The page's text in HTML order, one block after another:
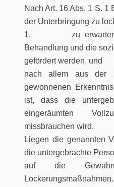
Nach Art. 16 Abs. 1 S. 1
der Unterbringung zu
1. zu erwarten
Behandlung und die
gefördert werden, und
nach allem aus der
gewonnenen
ist, dass die
eingeräumten
missbrauchen wird.
Liegen die genannten
die untergebrachte
auf die